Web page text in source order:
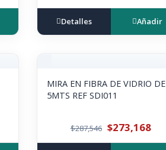
Detalles Añadir
MIRA EN FIBRA DE VIDRIO DE
5MTS REF SDI011
$287,546 $273,168